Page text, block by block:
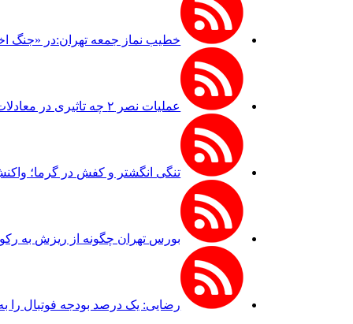
خطیب نماز جمعه تهران:در «جنگ
عملیات نصر ۲ چه تاثیری در معادلات جنگ داشت؟ *سعدالله زارعی
تنگی انگشتر و کفش در گرما؛
بورس تهران چگونه از ریزش به
رضایی: یک درصد بودجه فوتبال را